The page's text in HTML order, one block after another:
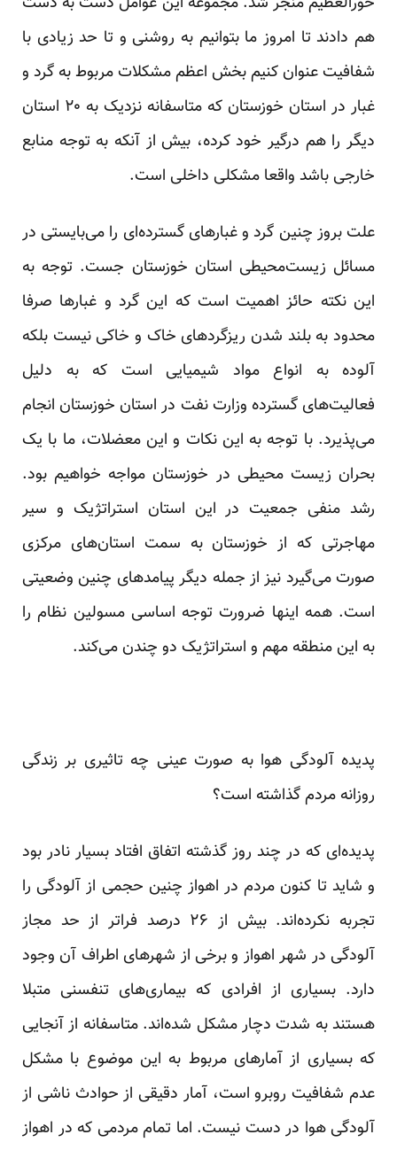
هم دادند تا امروز ما بتوانیم به روشنی و تا حد زیادی با
شفافیت عنوان کنیم بخش اعظم مشکلات مربوط به گرد و
غبار در استان خوزستان که متاسفانه نزدیک به ۲۰ استان
دیگر را هم درگیر خود کرده، بیش از آنکه به توجه منابع
خارجی باشد واقعا مشکلی داخلی است.
علت بروز چنین گرد و غبارهای گسترده‌ای را می‌بایستی در
مسائل زیست‌محیطی استان خوزستان جست. توجه به
این نکته حائز اهمیت است که این گرد و غبارها صرفا
محدود به بلند شدن ریزگردهای خاک و خاکی نیست بلکه
آلوده به انواع مواد شیمیایی است که به دلیل
فعالیت‌های گسترده وزارت نفت در استان خوزستان انجام
می‌پذیرد. با توجه به این نکات و این معضلات، ما با یک
بحران زیست محیطی در خوزستان مواجه خواهیم بود.
رشد منفی جمعیت در این استان استراتژیک و سیر
مهاجرتی که از خوزستان به سمت استان‌های مرکزی
صورت می‌گیرد نیز از جمله دیگر پیامدهای چنین وضعیتی
است. همه اینها ضرورت توجه اساسی مسولین نظام را
به این منطقه مهم و استراتژیک دو چندن می‌کند.
پدیده آلودگی هوا به صورت عینی چه تاثیری بر زندگی
روزانه مردم گذاشته است؟
پدیده‌ای که در چند روز گذشته اتفاق افتاد بسیار نادر بود
و شاید تا کنون مردم در اهواز چنین حجمی از آلودگی را
تجربه نکرده‌اند. بیش از ۲۶ درصد فراتر از حد مجاز
آلودگی در شهر اهواز و برخی از شهرهای اطراف آن وجود
دارد. بسیاری از افرادی که بیماری‌های تنفسنی متبلا
هستند به شدت دچار مشکل شده‌اند. متاسفانه از آنجایی
که بسیاری از آمارهای مربوط به این موضوع با مشکل
عدم شفافیت روبرو است، آمار دقیقی از حوادث ناشی از
آلودگی هوا در دست نیست. اما تمام مردمی که در اهواز